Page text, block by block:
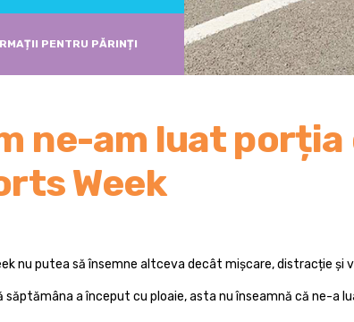
PENTRU PĂRINȚI
ne-am luat porția
Week
nu putea să însemne altceva decât mișcare, distracție și
săptămâna a început cu ploaie, asta nu înseamnă că ne-a